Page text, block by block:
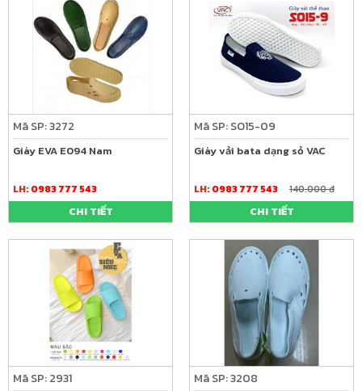
Mã SP: 3272
Giày EVA E094 Nam
LH:0983 777 543
CHI TIẾT
Mã SP: SO15-09
Giày vải bata dạng sỏ VAC
LH:0983 777 543 140.000 đ
CHI TIẾT
Mã SP: 2931 Mã SP: 3208